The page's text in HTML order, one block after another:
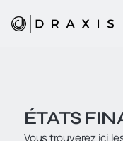
ÉTATS
Vous trouverez ici